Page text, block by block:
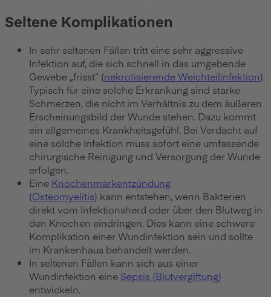
Seltene Komplikationen
In sehr seltenen Fällen tritt eine sehr aggressive
Infektion auf, die sich schnell in das umgebende
Gewebe „frisst“ (nekrotisierende Weichteilinfektion).
Typisch für eine solche Erkrankung sind starke
Schmerzen, die nicht im Verhältnis zu dem äußeren
Erscheinungsbild der Wunde stehen. Dazu kommt
ein allgemeines Krankheitsgefühl. Bei Verdacht auf
eine solche Infektion muss sofort eine umfassende
chirurgische Reinigung und Versorgung der Wunde
erfolgen.
Eine Knochenmarkentzündung
(Osteomyelitis) kann entstehen, wenn Bakterien
direkt vom Infektionsherd oder über den Blutweg in
den Knochen eindringen. Dies kann eine schwere
Komplikation einer Wundinfektion sein und sollte
im Krankenhaus behandelt werden.
In seltenen Fällen kann sich aus einer
Wundinfektion eine Sepsis (Blutvergiftung)
entwickeln.